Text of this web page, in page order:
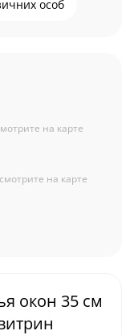
особ
на карте
на карте
окон 35 см